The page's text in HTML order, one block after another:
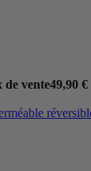
de vente49,90 €